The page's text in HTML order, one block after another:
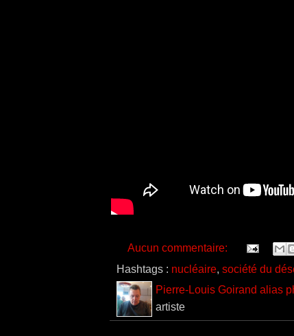
Aucun commentaire:
Hashtags : nucléaire, société du
Pierre-Louis Goirand alias
artiste